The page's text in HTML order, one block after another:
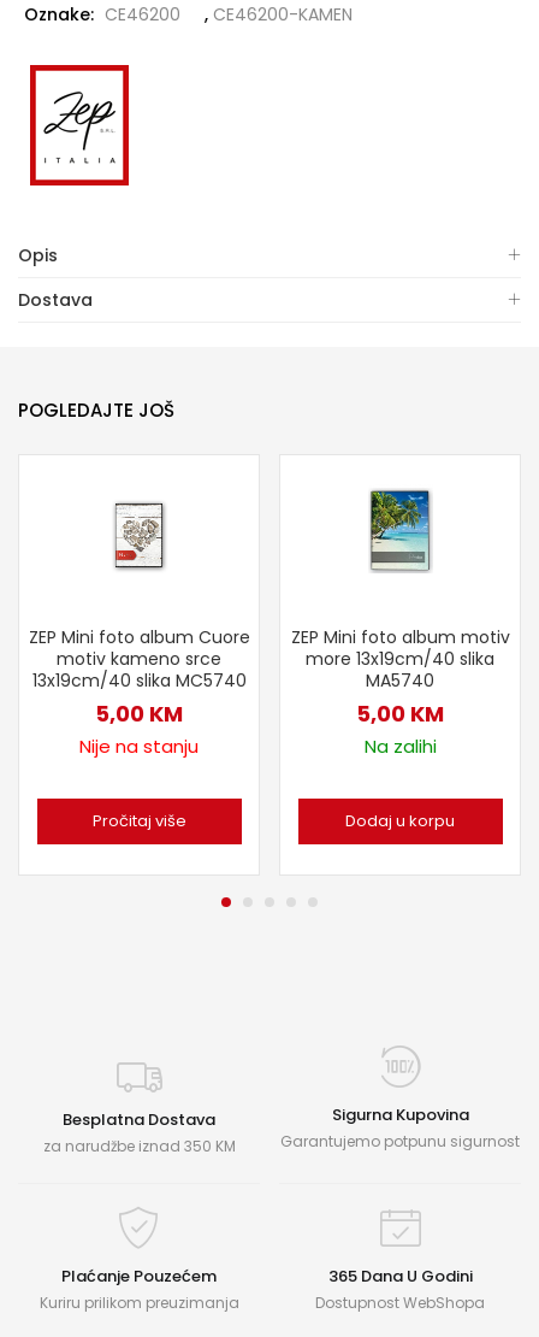
Oznake: CE46200 , CE46200-KAMEN
Opis
Dostava
POGLEDAJTE JOŠ
ZEP Mini foto album Cuore
motiv kameno srce
13x19cm/40 slika MC5740
5,00 KM
Nije na stanju
Pročitaj više
ZEP Mini foto album motiv
more 13x19cm/40 slika
MA5740
5,00 KM
Na zalihi
Dodaj u korpu
Besplatna Dostava
za narudžbe iznad 350 KM
Sigurna Kupovina
Garantujemo potpunu sigurnost
Plaćanje Pouzećem
Kuriru prilikom preuzimanja
365 Dana U Godini
Dostupnost WebShopa